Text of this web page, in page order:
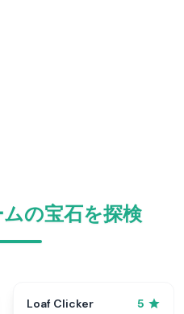
の宝石を探検
Loaf Clicker 5